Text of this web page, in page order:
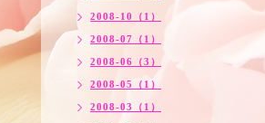
2008-10（1）
2008-07（1）
2008-06（3）
2008-05（1）
2008-03（1）